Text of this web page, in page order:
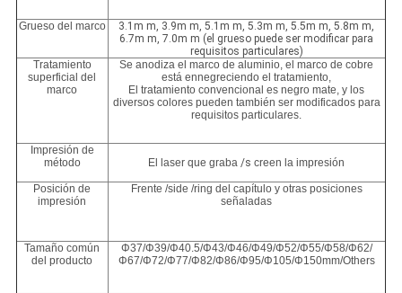
Grueso del marco
3.1m m, 3.9m m, 5.1m m, 5.3m m, 5.5m m, 5.8m m,
6.7m m, 7.0m m (el grueso puede ser modificar para
requisitos particulares)
Tratamiento
superficial del
marco
Se anodiza el marco de aluminio, el marco de cobre
está ennegreciendo el tratamiento,
El tratamiento convencional es negro mate, y los
diversos colores pueden también ser modificados para
requisitos particulares.
Impresión de
método
El laser que graba /screen la impresión
Posición de
impresión
Frente /side /ring del capítulo y otras posiciones
señaladas
Tamaño común
del producto
Φ37/Φ39/Φ40.5/Φ43/Φ46/Φ49/Φ52/Φ55/Φ58/Φ62/
Φ67/Φ72/Φ77/Φ82/Φ86/Φ95/Φ105/Φ150mm/Others